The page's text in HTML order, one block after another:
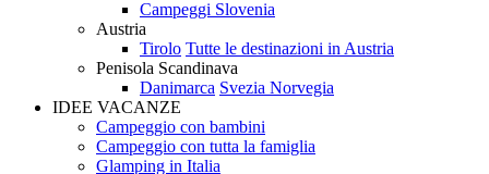
Campeggi Slovenia
Austria
Tirolo Tutte le destinazioni in Austria
Penisola Scandinava
Danimarca Svezia Norvegia
IDEE VACANZE
Campeggio con bambini
Campeggio con tutta la famiglia
Glamping in Italia